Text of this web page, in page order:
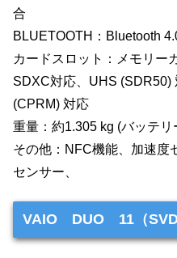
合
BLUETOOTH：Bluetooth
カードスロット：メモリー
SDXC対応、UHS (SDR50)
(CPRM) 対応
重量：約1.305 kg (バッテリ
その他：NFC機能、加速度
センサー、
VAIO DUO 11（